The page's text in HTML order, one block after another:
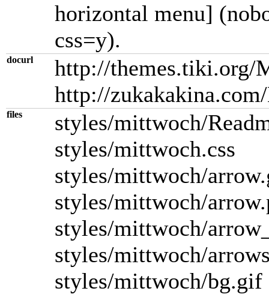
horizontal menu]
css=y).
docurl
http://themes.tiki.org/
http://
files
styles/mittwoch/
styles/mittwoch.css
styles/mittwoch/
styles/mittwoch/
styles/mittwoch/
styles/mittwoch/
styles/mittwoch/bg.gif